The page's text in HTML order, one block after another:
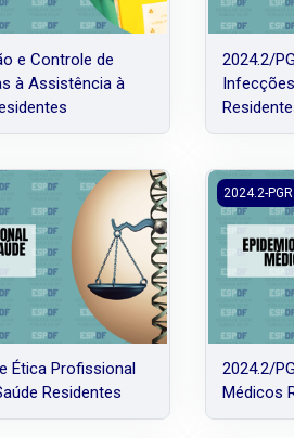
e Controle de
à Assistência à
2024.2/
Ética Profissional para Profissionais de
Ética Profissional
Residentes
2024.2/
2024.2-PGR
2024.2/
Médicos